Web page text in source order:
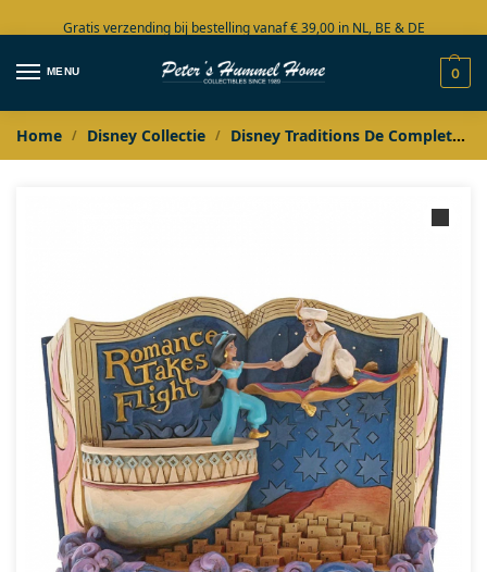
Gratis verzending bij bestelling vanaf € 39,00 in NL, BE & DE
Grote collectie in voorraad
MENU 0
Home / Disney Collectie / Disney Traditions De Complete Collectie